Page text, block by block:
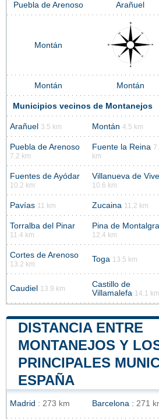
Puebla de Arenoso Arañuel
Montán
Montán Montán
Municipios vecinos de Montanejos
Arañuel 3.5 km Montán 4.5 km
Puebla de Arenoso
7.2 km
Fuente la Reina
km
Fuentes de Ayódar
10.2 km
Villanueva de
10.6 km
Pavías 11 km Zucaina 11.2 km
Torralba del Pinar
11.4 km
Pina de
12.4 km
Cortes de Arenoso
13.2 km
Toga 13.5 km
Caudiel 13.9 km
Castillo de
Villamalefa 14.1 km
DISTANCIA ENTRE
MONTANEJOS Y
PRINCIPALES
ESPAÑA
Madrid : 273 km Barcelona : 271